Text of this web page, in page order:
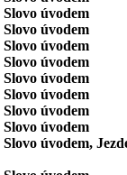
Slovo úvodem
Slovo úvodem
Slovo úvodem
Slovo úvodem
Slovo úvodem
Slovo úvodem
Slovo úvodem
Slovo úvodem
Slovo úvodem,